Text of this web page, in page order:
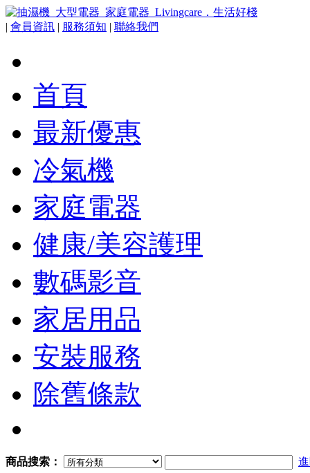
| 會員資訊 | 服務須知 | 聯絡我們
首頁
最新優惠
冷氣機
家庭電器
健康/美容護理
數碼影音
家居用品
安裝服務
除舊條款
商品搜索：